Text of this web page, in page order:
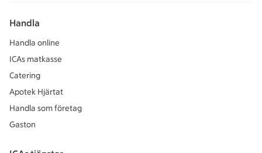
Handla
Handla online
ICAs matkasse
Catering
Apotek Hjärtat
Handla som företag
Gaston